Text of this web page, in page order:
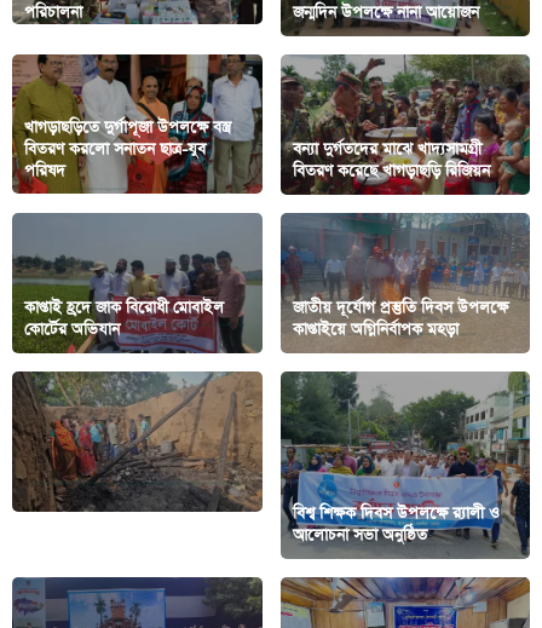
পরিচালনা
জন্মদিন উপলক্ষে নানা আয়োজন
খাগড়াছড়িতে দুর্গাপূজা উপলক্ষে বস্ত্র
বিতরণ করলো সনাতন ছাত্র-যুব
পরিষদ
বন্যা দুর্গতদের মাঝে খাদ্যসামগ্রী
বিতরণ করেছে খাগড়াছড়ি রিজিয়ন
কাপ্তাই হ্রদে জাক বিরোধী মোবাইল
কোর্টের অভিযান
জাতীয় দূর্যোগ প্রস্তুতি দিবস উপলক্ষে
কাপ্তাইয়ে অগ্নিনির্বাপক মহড়া
বিশ্ব শিক্ষক দিবস উপলক্ষে র‍্যালী ও
আলোচনা সভা অনুষ্ঠিত